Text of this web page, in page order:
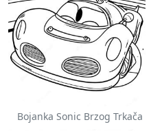
Bojanka Sonic Brzog Trkača